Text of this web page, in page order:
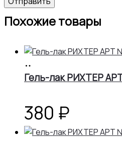
Похожие товары
корзину
Гель-лак РИХТЕР
380 ₽